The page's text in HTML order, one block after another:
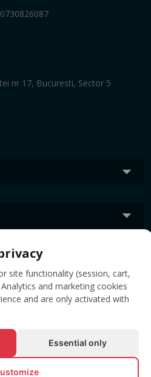
nr 17, Bucuresti, Sector 5
site functionality (session, cart,
and marketing cookies
and are only activated with
Essential only